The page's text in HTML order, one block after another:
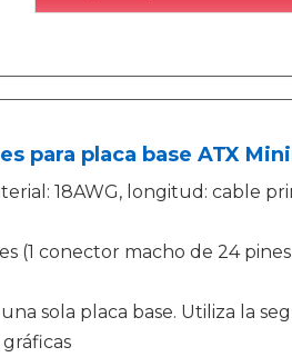
para placa base ATX
18AWG, longitud: cable
(1 conector macho de 24 pines
sola placa base. Utiliza la